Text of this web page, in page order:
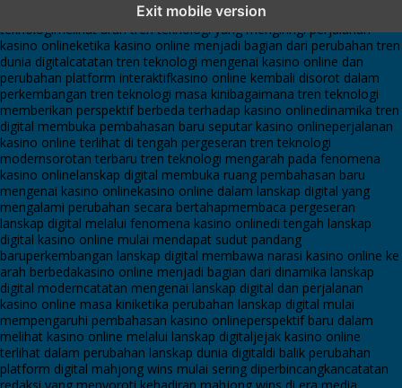
Exit mobile version
kasino online muncul seiring pergeseran tren platform
teknologimelihat arah tren teknologi yang mengiringi perjalanan
kasino onlineketika kasino online menjadi bagian dari perubahan tren
dunia digitalcatatan tren teknologi mengenai kasino online dan
perubahan platform interaktifkasino online kembali disorot dalam
perkembangan tren teknologi masa kinibagaimana tren teknologi
memberikan perspektif berbeda terhadap kasino onlinedinamika tren
digital membuka pembahasan baru seputar kasino onlineperjalanan
kasino online terlihat di tengah pergeseran tren teknologi
modernsorotan terbaru tren teknologi mengarah pada fenomena
kasino onlinelanskap digital membuka ruang pembahasan baru
mengenai kasino onlinekasino online dalam lanskap digital yang
mengalami perubahan secara bertahapmembaca pergeseran
lanskap digital melalui fenomena kasino onlinedi tengah lanskap
digital kasino online mulai mendapat sudut pandang
baruperkembangan lanskap digital membawa narasi kasino online ke
arah berbedakasino online menjadi bagian dari dinamika lanskap
digital moderncatatan mengenai lanskap digital dan perjalanan
kasino online masa kiniketika perubahan lanskap digital mulai
mempengaruhi pembahasan kasino onlineperspektif baru dalam
melihat kasino online melalui lanskap digitaljejak kasino online
terlihat dalam perubahan lanskap dunia digitaldi balik perubahan
platform digital mahjong wins mulai sering diperbincangkancatatan